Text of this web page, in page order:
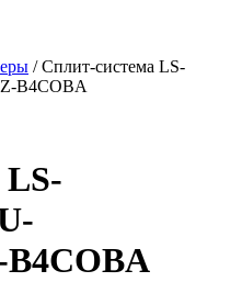
/ Сплит-система LS-
B4COBA
LS-